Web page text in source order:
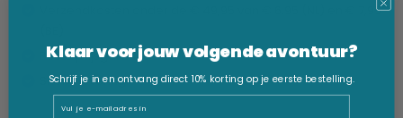
Verzendkosten onder de € 49,95 van € 6,95 (NL) en € 7,95
Beste prijsgarantie
Snelle levering
Klaar voor jouw volgende avontuur?
Schrijf je in en ontvang direct 10% korting op je eerste bestelling.